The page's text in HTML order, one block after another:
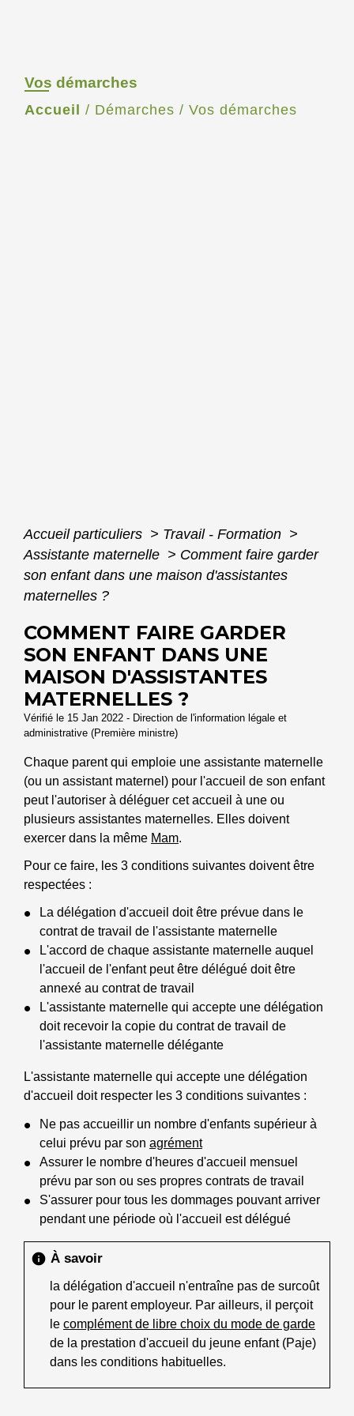
Vos démarches
Accueil / Démarches / Vos démarches
Accueil particuliers > Travail - Formation >
Assistante maternelle > Comment faire garder
son enfant dans une maison d'assistantes
maternelles ?
COMMENT FAIRE GARDER
SON ENFANT DANS UNE
MAISON D'ASSISTANTES
MATERNELLES ?
Vérifié le 15 Jan 2022 - Direction de l'information légale et
administrative (Première ministre)
Chaque parent qui emploie une assistante maternelle
(ou un assistant maternel) pour l'accueil de son enfant
peut l'autoriser à déléguer cet accueil à une ou
plusieurs assistantes maternelles. Elles doivent
exercer dans la même Mam.
Pour ce faire, les 3 conditions suivantes doivent être
respectées :
La délégation d'accueil doit être prévue dans le
contrat de travail de l'assistante maternelle
L'accord de chaque assistante maternelle auquel
l'accueil de l'enfant peut être délégué doit être
annexé au contrat de travail
L'assistante maternelle qui accepte une délégation
doit recevoir la copie du contrat de travail de
l'assistante maternelle délégante
L'assistante maternelle qui accepte une délégation
d'accueil doit respecter les 3 conditions suivantes :
Ne pas accueillir un nombre d'enfants supérieur à
celui prévu par son agrément
Assurer le nombre d'heures d'accueil mensuel
prévu par son ou ses propres contrats de travail
S'assurer pour tous les dommages pouvant arriver
pendant une période où l'accueil est délégué
info À savoir
la délégation d'accueil n'entraîne pas de surcoût
pour le parent employeur. Par ailleurs, il perçoit
le complément de libre choix du mode de garde
de la prestation d'accueil du jeune enfant (Paje)
dans les conditions habituelles.